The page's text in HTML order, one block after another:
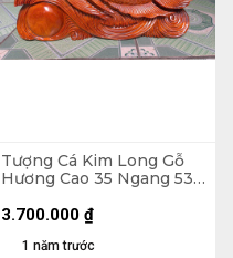
Tượng Cá Kim Long Gỗ
Hương Cao 35 Ngang 53
1 năm trước
3.700.000 ₫